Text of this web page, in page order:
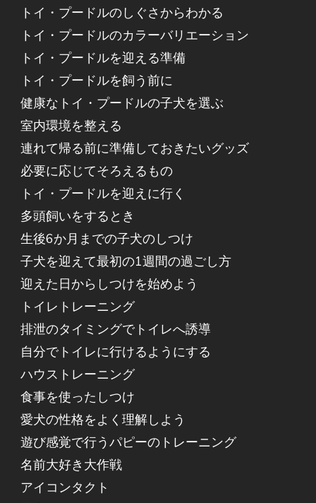
トイ・プードルのしぐさからわかる
トイ・プードルのカラーバリエーション
トイ・プードルを迎える準備
トイ・プードルを飼う前に
健康なトイ・プードルの子犬を選ぶ
室内環境を整える
連れて帰る前に準備しておきたいグッズ
必要に応じてそろえるもの
トイ・プードルを迎えに行く
多頭飼いをするとき
生後6か月までの子犬のしつけ
子犬を迎えて最初の1週間の過ごし方
迎えた日からしつけを始めよう
トイレトレーニング
排泄のタイミングでトイレへ誘導
自分でトイレに行けるようにする
ハウストレーニング
食事を使ったしつけ
愛犬の性格をよく理解しよう
遊び感覚で行うパピーのトレーニング
名前大好き大作戦
アイコンタクト